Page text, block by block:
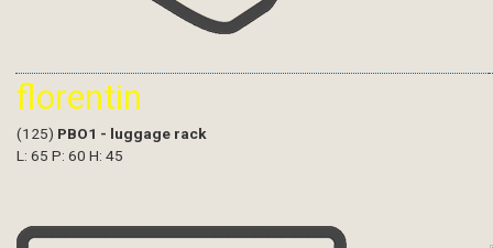
florentin
(125) PBO1 - luggage rack
L: 65 P: 60 H: 45